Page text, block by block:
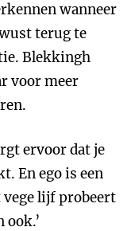
wanneer
terug te
Blekkingh
voor meer
ervoor dat je
En ego is een
lijf probeert
ook.’